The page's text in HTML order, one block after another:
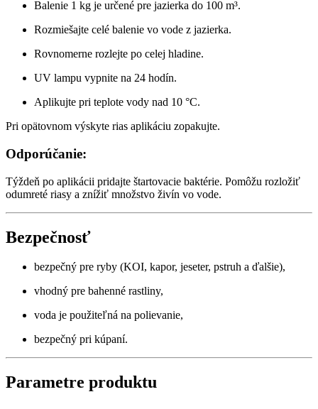
Balenie 1 kg je určené pre jazierka do 100 m³.
Rozmiešajte celé balenie vo vode z jazierka.
Rovnomerne rozlejte po celej hladine.
UV lampu vypnite na 24 hodín.
Aplikujte pri teplote vody nad 10 °C.
Pri opätovnom výskyte rias aplikáciu zopakujte.
Odporúčanie:
Týždeň po aplikácii pridajte štartovacie baktérie. Pomôžu rozložiť
odumreté riasy a znížiť množstvo živín vo vode.
Bezpečnosť
bezpečný pre ryby (KOI, kapor, jeseter, pstruh a ďalšie),
vhodný pre bahenné rastliny,
voda je použiteľná na polievanie,
bezpečný pri kúpaní.
Parametre produktu